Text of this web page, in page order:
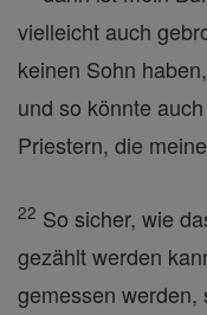
vielleicht auch
keinen Sohn
und so könnte
Priestern, die
22 So sicher, wie
gezählt werden
gemessen werden,